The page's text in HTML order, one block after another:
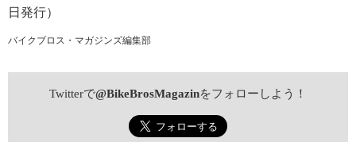
日発行）
バイクブロス・マガジンズ編集部
Twitterで@BikeBrosMagazinをフォローしよう！